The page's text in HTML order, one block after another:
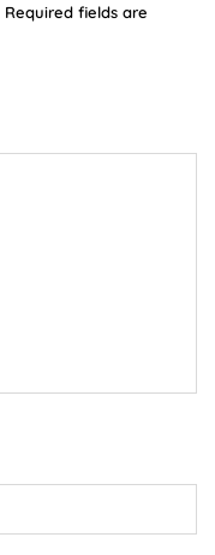
Required fields are